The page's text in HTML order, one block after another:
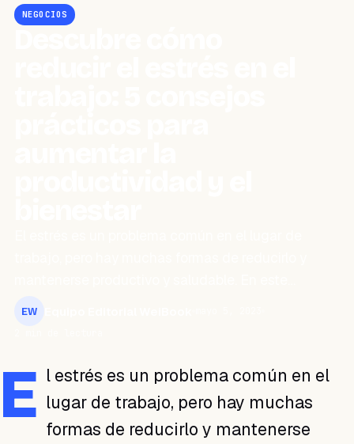
NEGOCIOS
EW
E l estrés es un problema común en el
lugar de trabajo, pero hay muchas
formas de reducirlo y mantenerse